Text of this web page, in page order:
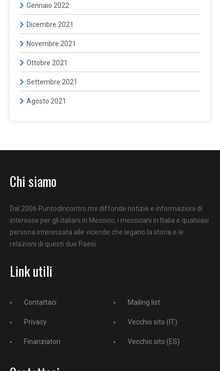
Gennaio 2022
Dicembre 2021
Novembre 2021
Ottobre 2021
Settembre 2021
Agosto 2021
Chi siamo
Dal 2006 Puntodincontro.mx diffonde notizie e informazioni di
interesse per gli italiani in Messico, i messicani in Italia e qualsiasi
persona interessata alle vicende che legano la storia e le
relazioni di questi due Paesi.
Link utili
Contattaci
Privacy
Finanziatori
Mailing list
Vecchio sito (IT)
Vecchio sito (ES)